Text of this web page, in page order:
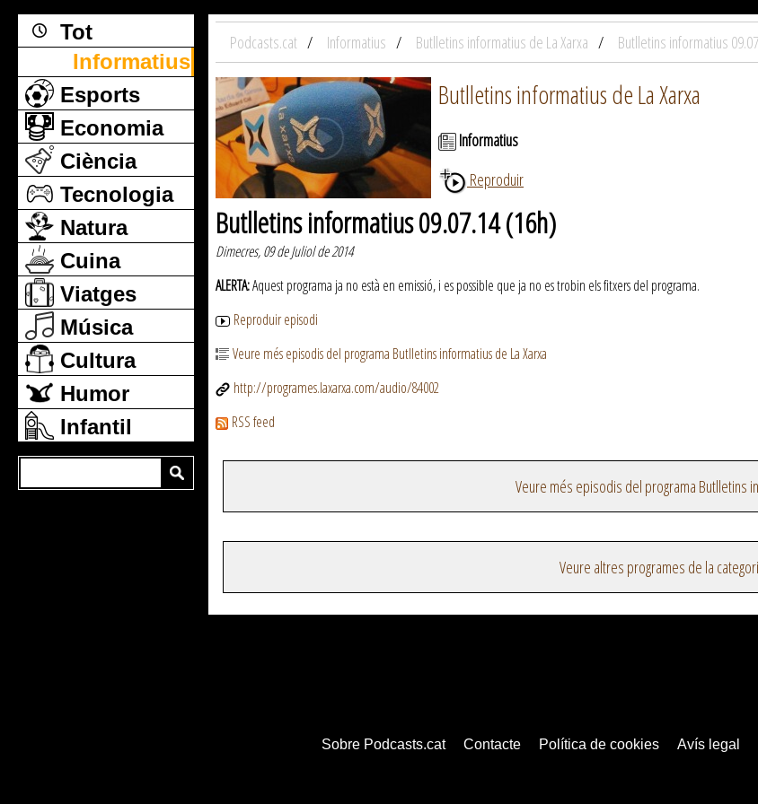
Tot
Informatius
Esports
Economia
Ciència
Tecnologia
Natura
Cuina
Viatges
Música
Cultura
Humor
Infantil
Podcasts.cat Informatius Butlletins informatius de La Xarxa Butlletins informatius
Butlletins informatius de La Xarxa
Informatius
Reproduir
Butlletins informatius 09.07.14 (16h)
Dimecres, 09 de Juliol de 2014
ALERTA:Aquest programa ja no està en emissió, i es possible que ja no es trobin els fitxers del programa.
Reproduir episodi
Veure més episodis del programa Butlletins informatius de La Xarxa
http://programes.laxarxa.com/audio/84002
RSS feed
Veure més episodis del programa Butlletins
Veure altres programes de la
Sobre Podcasts.cat Contacte Política de cookies Avís legal